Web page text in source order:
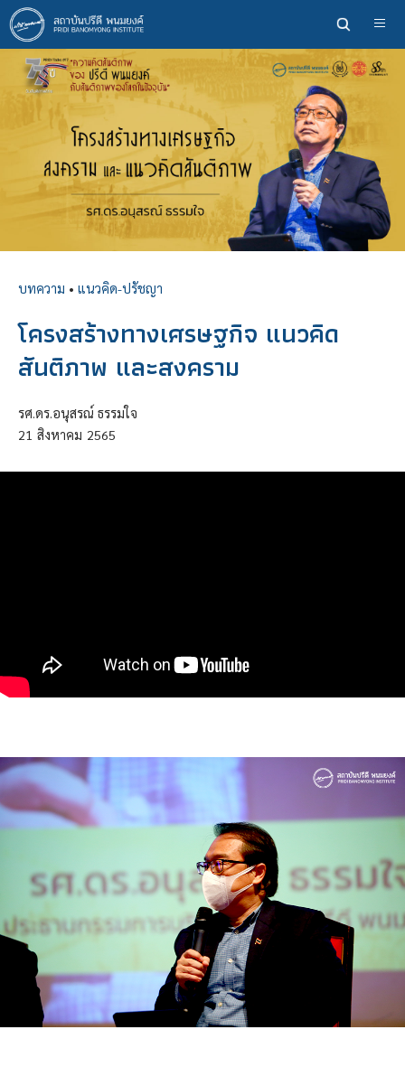
ข้าม
ไป
ยัง
เนื้อหา
หลัก
บทความ • แนวคิด-ปรัชญา
โครงสร้างทางเศรษฐกิจ แนวคิด
สันติภาพ และสงคราม
รศ.ดร.อนุสรณ์ ธรรมใจ
21 สิงหาคม 2565